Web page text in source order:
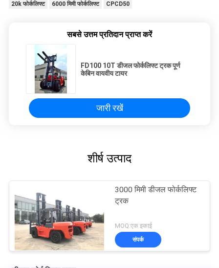
20k फोर्कलिफ्ट 6000 मिमी फोर्कलिफ्ट CPCD50
सबसे उत्तम प्रतिदान प्राप्त करें
FD100 10T डीजल फोर्कलिफ्ट ट्रक पूर्ण
केबिन वायवीय टायर
जारी रखें
शीर्ष उत्पाद
3000 मिमी डीजल फोर्कलिफ्ट
ट्रक
MOQ:एक इकाई
संपर्क